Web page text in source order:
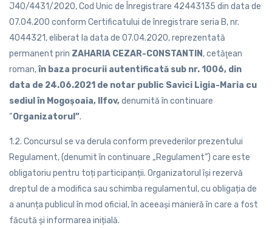
J40/4431/2020, Cod Unic de Înregistrare 42443135 din data de
07.04.200 conform Certificatului de înregistrare seria B, nr.
4044321, eliberat la data de 07.04.2020, reprezentată
permanent prin ZAHARIA CEZAR-CONSTANTIN , cetăţean
roman,în baza procurii autentificată sub nr. 1006, din
data de 24.06.2021 de notar public Savici Ligia-Maria cu
sediul în Mogoşoaia, Ilfov,denumită în continuare
“Organizatorul”.
1.2. Concursul se va derula conform prevederilor prezentului
Regulament, (denumit în continuare „Regulament”) care este
obligatoriu pentru toți participanții. Organizatorul își rezervă
dreptul de a modifica sau schimba regulamentul, cu obligația de
a anunța publicul în mod oficial, în aceeași manieră în care a fost
făcută și informarea inițială.